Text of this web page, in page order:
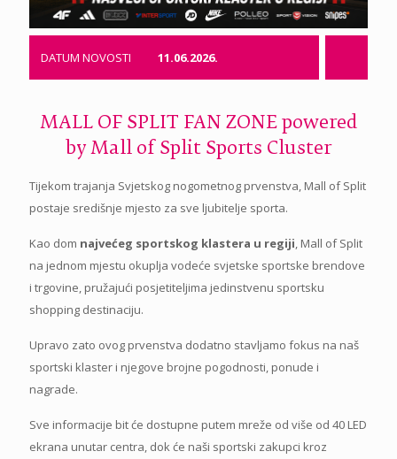
DATUM NOVOSTI 11.06.2026.
MALL OF SPLIT FAN ZONE powered
by Mall of Split Sports Cluster
Tijekom trajanja Svjetskog nogometnog prvenstva, Mall of Split
postaje središnje mjesto za sve ljubitelje sporta.
Kao dom najvećeg sportskog klastera u regiji, Mall of Split
na jednom mjestu okuplja vodeće svjetske sportske brendove
i trgovine, pružajući posjetiteljima jedinstvenu sportsku
shopping destinaciju.
Upravo zato ovog prvenstva dodatno stavljamo fokus na naš
sportski klaster i njegove brojne pogodnosti, ponude i
nagrade.
Sve informacije bit će dostupne putem mreže od više od 40 LED
ekrana unutar centra, dok će naši sportski zakupci kroz